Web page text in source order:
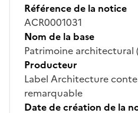
Référence de la notice
ACR0001031
Nom de la base
Patrimoine architectural
Producteur
Label Architecture
remarquable
Date de création de la